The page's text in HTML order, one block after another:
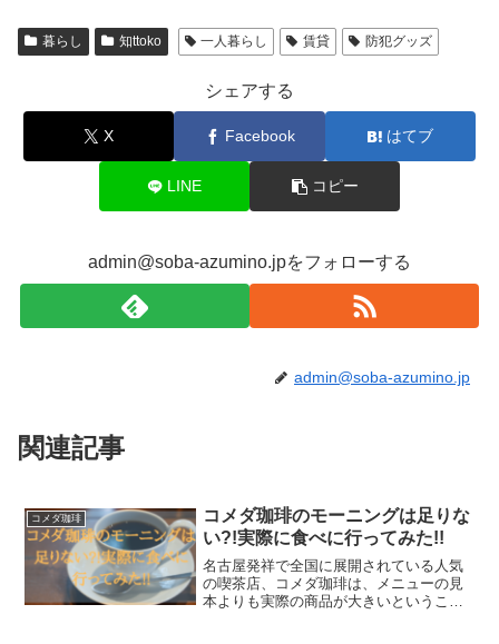
暮らし 知ttoko 一人暮らし 賃貸 防犯グッズ
シェアする
X Facebook はてブ
LINE コピー
admin@soba-azumino.jpをフォローする
admin@soba-azumino.jp
関連記事
コメダ珈琲
コメダ珈琲のモーニングは足りな
い?!実際に食べに行ってみた!!
名古屋発祥で全国に展開されている人気
の喫茶店、コメダ珈琲は、メニューの見
本よりも実際の商品が大きいということ